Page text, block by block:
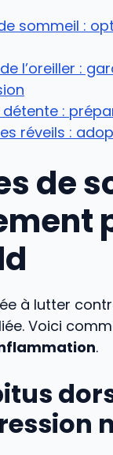
sommeil :
l’oreiller :
détente :
réveils :
de
à lutter
Voici
.